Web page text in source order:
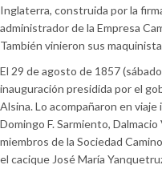
Inglaterra, construida por la
administrador de la Empresa
También vinieron sus
El 29 de agosto de 1857
inauguración presidida por el
Alsina. Lo acompañaron en
Domingo F. Sarmiento,
miembros de la Sociedad
el cacique José María